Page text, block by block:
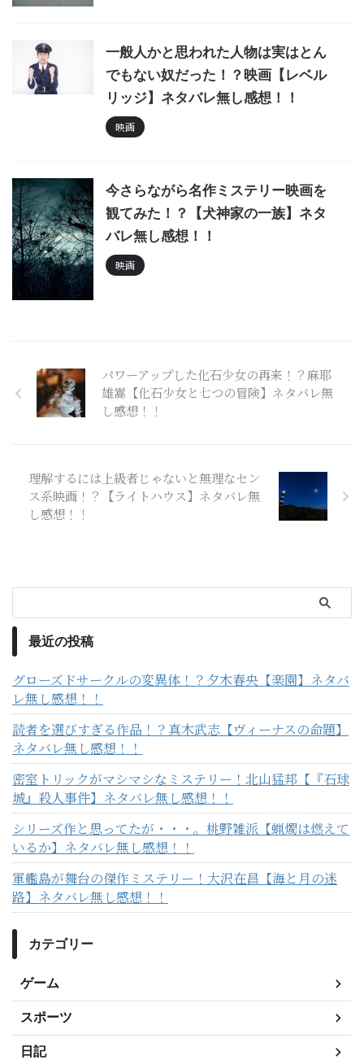
一般人かと思われた人物は実はとん
でもない奴だった！？映画【レベル
リッジ】ネタバレ無し感想！！
映画
今さらながら名作ミステリー映画を
観てみた！？【犬神家の一族】ネタ
バレ無し感想！！
映画
パワーアップした化石少女の再来！？麻耶
雄嵩【化石少女と七つの冒険】ネタバレ無
し感想！！
理解するには上級者じゃないと無理なセン
ス系映画！？【ライトハウス】ネタバレ無
し感想！！
最近の投稿
グローズドサークルの変異体！？夕木春央【楽園】ネタバ
レ無し感想！！
読者を選びすぎる作品！？真木武志【ヴィーナスの命題】
ネタバレ無し感想！！
密室トリックがマシマシなミステリー！北山猛邦【『石球
城』殺人事件】ネタバレ無し感想！！
シリーズ作と思ってたが・・・。桃野雑派【蝋燭は燃えて
いるか】ネタバレ無し感想！！
軍艦島が舞台の傑作ミステリー！大沢在昌【海と月の迷
路】ネタバレ無し感想！！
カテゴリー
ゲーム
スポーツ
日記